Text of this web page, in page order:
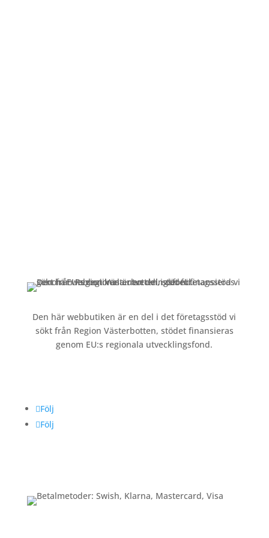
Den här webbutiken är en del i det företagsstöd vi
sökt från Region Västerbotten, stödet finansieras
genom EU:s regionala utvecklingsfond.
Följ
Följ